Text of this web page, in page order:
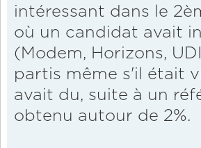
intéressant dans le
où un candidat avait
(Modem, Horizons,
partis même s'il était
avait du, suite à un
obtenu autour de 2%.